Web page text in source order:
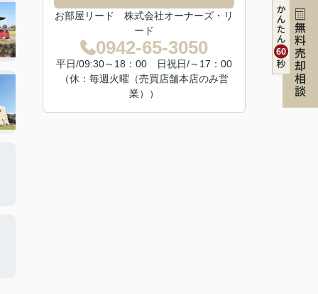
無料売却相談
お部屋リード 株式会社オーナーズ・リ
ード
0942-65-3050
平日/09:30～18：00 日祝日/～17：00
（休：毎週火曜（売買店舗本店のみ営
業））